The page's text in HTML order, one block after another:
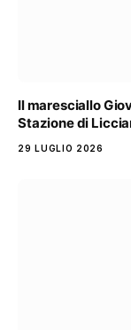
Il maresciallo
Stazione di
29 LUGLIO 2026